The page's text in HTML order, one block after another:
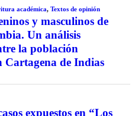
académica, Textos de opinión
y masculinos de
Un análisis
la población
Cartagena de Indias
expuestos en “Los